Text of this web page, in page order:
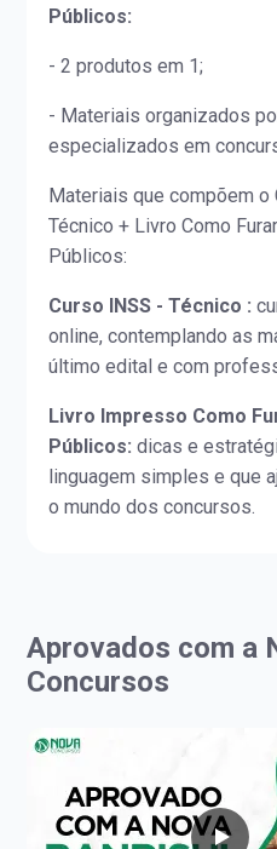
Públicos:
- 2 produtos em 1;
- Materiais organizados
especializados em
Materiais que compõem o
Técnico + Livro Como
Públicos:
Curso INSS - Técnico :
online, contemplando as
último edital e com
Livro Impresso Como
Públicos: dicas e
linguagem simples e que
o mundo dos concursos.
Aprovados com a
Concursos